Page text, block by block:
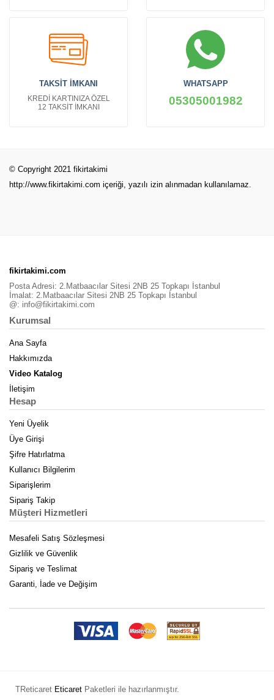
TAKSİT İMKANI
KREDİ KARTINIZA ÖZEL
12 TAKSİT İMKANI
WHATSAPP
05305001982
© Copyright 2021 fikirtakimi
http://www.fikirtakimi.com içeriği, yazılı izin alınmadan kullanılamaz.
fikirtakimi.com
Posta Adresi: 2.Matbaacılar Sitesi 2NB 25 Topkapı İstanbul
İmalat: 2.Matbaacılar Sitesi 2NB 25 Topkapı İstanbul
@: info@fikirtakimi.com
Kurumsal
Ana Sayfa
Hakkımızda
Video Katalog
İletişim
Hesap
Yeni Üyelik
Üye Girişi
Şifre Hatırlatma
Kullanıcı Bilgilerim
Siparişlerim
Sipariş Takip
Müşteri Hizmetleri
Mesafeli Satış Sözleşmesi
Gizlilik ve Güvenlik
Sipariş ve Teslimat
Garanti, İade ve Değişim
TReticaret Eticaret Paketleri ile hazırlanmıştır.